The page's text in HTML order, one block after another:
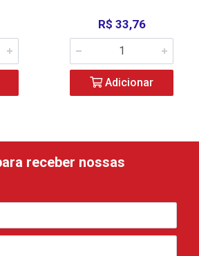
R$ 33,76
Adicionar
receber nossas